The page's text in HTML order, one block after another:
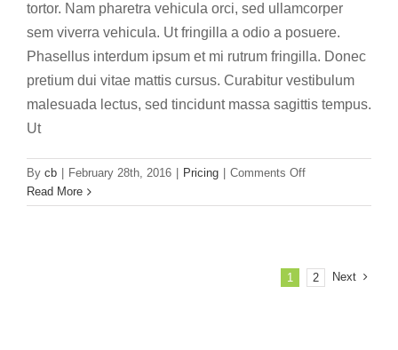
tortor. Nam pharetra vehicula orci, sed ullamcorper
sem viverra vehicula. Ut fringilla a odio a posuere.
Phasellus interdum ipsum et mi rutrum fringilla. Donec
pretium dui vitae mattis cursus. Curabitur vestibulum
malesuada lectus, sed tincidunt massa sagittis tempus.
Ut
By cb February 28th, 2016 Pricing Comments Offon
in
a
vulputate
Read More
1 2 Next